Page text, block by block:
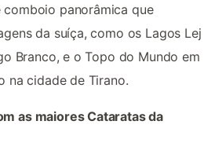
panorâmica que
da suíça, como os Lagos Lej
Branco, e o Topo do Mundo em
na cidade de Tirano.
as maiores Cataratas da